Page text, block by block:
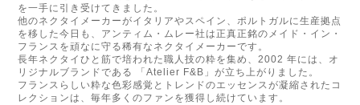
を一手に引き受けてきました。
他のネクタイメーカーがイタリアやスペイン、ポルトガルに生産拠点
を移した今日も、アンティム・ムレー社は正真正銘のメイド・イン・
フランスを頑なに守る稀有なネクタイメーカーです。
長年ネクタイひと筋で培われた職人技の粋を集め、2002 年には、オ
リジナルブランドである 「Atelier F&B」が立ち上がりました。
フランスらしい粋な色彩感覚とトレンドのエッセンスが凝縮されたコ
レクションは、毎年多くのファンを獲得し続けています。